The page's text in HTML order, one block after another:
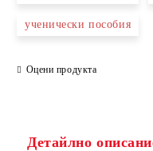
ученически пособия
Оцени продукта
Детайлно